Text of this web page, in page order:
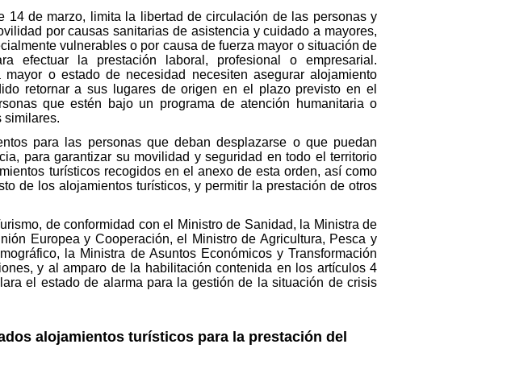
de marzo, limita la libertad de circulación de las personas y
por causas sanitarias de asistencia y cuidado a mayores,
vulnerables o por causa de fuerza mayor o situación de
efectuar la prestación laboral, profesional o empresarial.
o estado de necesidad necesiten asegurar alojamiento
retornar a sus lugares de origen en el plazo previsto en el
que estén bajo un programa de atención humanitaria o
similares.
para las personas que deban desplazarse o que puedan
para garantizar su movilidad y seguridad en todo el territorio
turísticos recogidos en el anexo de esta orden, así como
de los alojamientos turísticos, y permitir la prestación de otros
de conformidad con el Ministro de Sanidad, la Ministra de
Europea y Cooperación, el Ministro de Agricultura, Pesca y
la Ministra de Asuntos Económicos y Transformación
y al amparo de la habilitación contenida en los artículos 4
el estado de alarma para la gestión de la situación de crisis
alojamientos turísticos para la prestación del